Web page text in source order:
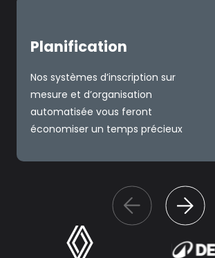
Planification
Nos systèmes d’inscription sur
mesure et d’organisation
automatisée vous feront
économiser un temps précieux